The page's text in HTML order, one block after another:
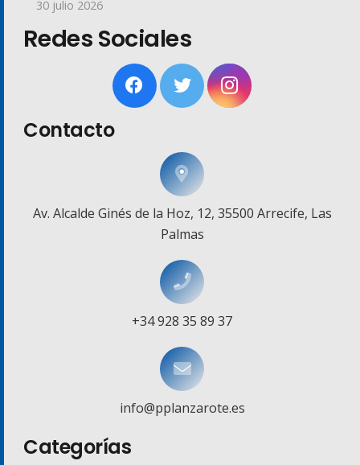
30 julio 2026
Redes Sociales
Contacto
Av. Alcalde Ginés de la Hoz, 12, 35500 Arrecife, Las
Palmas
+34 928 35 89 37
info@pplanzarote.es
Categorías